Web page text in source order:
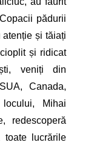
pădurii
și tăiați
și ridicat
veniți din
Canada,
Mihai
redescoperă
toate lucrările